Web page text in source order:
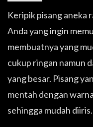
Keripik pisang aneka
Anda yang ingin
membuatnya yang
cukup ringan namun
yang besar. Pisang
mentah dengan
sehingga mudah diiris.